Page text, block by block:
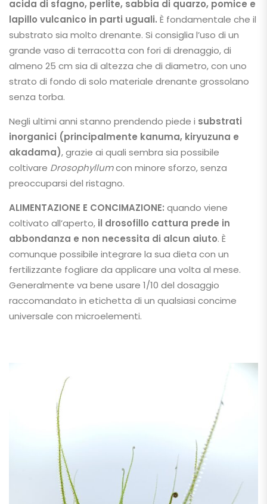
acida di sfagno, perlite, sabbia di quarzo, pomice e
lapillo vulcanico in parti uguali. È fondamentale che il
substrato sia molto drenante. Si consiglia l’uso di un
grande vaso di terracotta con fori di drenaggio, di
almeno 25 cm sia di altezza che di diametro, con uno
strato di fondo di solo materiale drenante grossolano
senza torba.
Negli ultimi anni stanno prendendo piede i substrati
inorganici (principalmente kanuma, kiryuzuna e
akadama), grazie ai quali sembra sia possibile
coltivare Drosophyllumcon minore sforzo, senza
preoccuparsi del ristagno.
ALIMENTAZIONE E CONCIMAZIONE: quando viene
coltivato all’aperto, il drosofillo cattura prede in
abbondanza e non necessita di alcun aiuto. È
comunque possibile integrare la sua dieta con un
fertilizzante fogliare da applicare una volta al mese.
Generalmente va bene usare 1/10 del dosaggio
raccomandato in etichetta di un qualsiasi concime
universale con microelementi.